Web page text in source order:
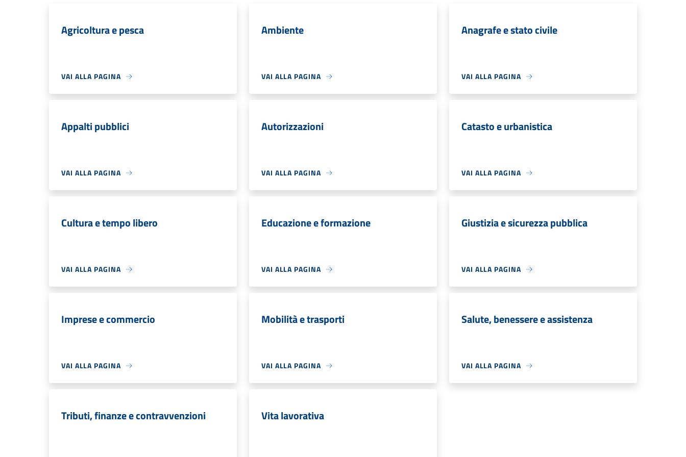
Agricoltura e pesca
VAI ALLA PAGINA
Ambiente
VAI ALLA PAGINA
Anagrafe e stato civile
VAI ALLA PAGINA
Appalti pubblici
VAI ALLA PAGINA
Autorizzazioni
VAI ALLA PAGINA
Catasto e urbanistica
VAI ALLA PAGINA
Cultura e tempo libero
VAI ALLA PAGINA
Educazione e formazione
VAI ALLA PAGINA
Giustizia e sicurezza pubblica
VAI ALLA PAGINA
Imprese e commercio
VAI ALLA PAGINA
Mobilità e trasporti
VAI ALLA PAGINA
Salute, benessere e assistenza
VAI ALLA PAGINA
Tributi, finanze e contravvenzioni Vita lavorativa